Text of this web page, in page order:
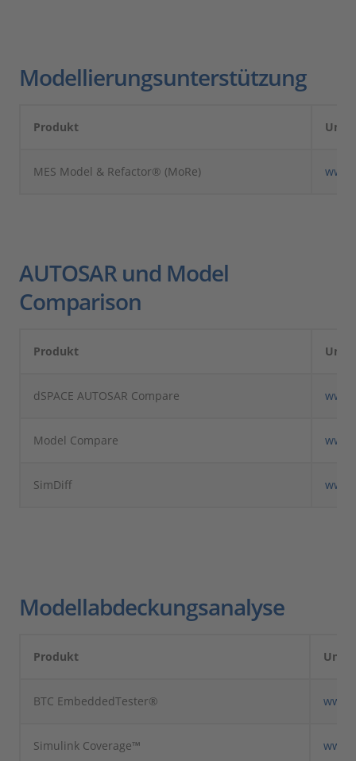
Modellierungsunterstützung
Produkt
MES Model & Refactor® (MoRe)
AUTOSAR und Model
Comparison
Produkt
dSPACE AUTOSAR Compare
Model Compare
SimDiff
Modellabdeckungsanalyse
Produkt
BTC EmbeddedTester®
Simulink Coverage™